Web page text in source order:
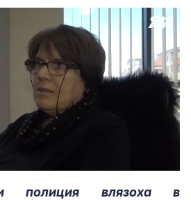
и полиция влязоха в